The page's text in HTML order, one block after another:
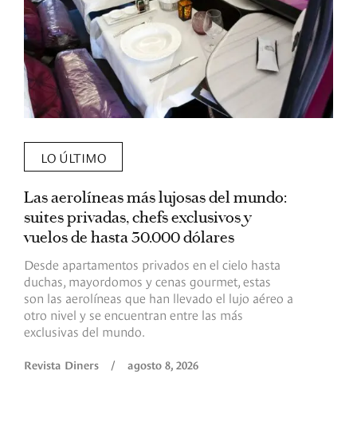
LO ÚLTIMO
Las aerolíneas más lujosas del mundo:
suites privadas, chefs exclusivos y
vuelos de hasta 30.000 dólares
Desde apartamentos privados en el cielo hasta
duchas, mayordomos y cenas gourmet, estas
son las aerolíneas que han llevado el lujo aéreo a
otro nivel y se encuentran entre las más
exclusivas del mundo.
Revista Diners / agosto 8, 2026